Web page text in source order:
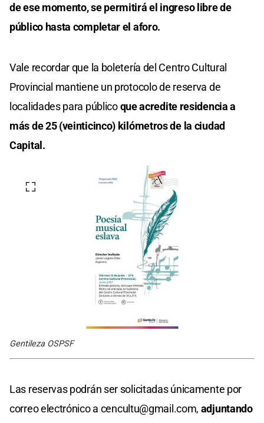
de ese momento, se permitirá el ingreso libre de
público hasta completar el aforo.
Vale recordar que la boletería del Centro Cultural
Provincial mantiene un protocolo de reserva de
localidades para públicoque acredite residencia a
más de 25 (veinticinco) kilómetros de la ciudad
Capital.
Gentileza OSPSF
Las reservas podrán ser solicitadas únicamente por
correo electrónico a cencultu@gmail.com, adjuntando